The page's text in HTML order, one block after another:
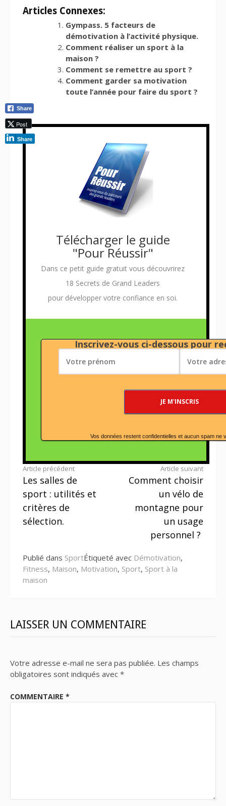
Articles Connexes:
Gympass. 5 facteurs de
démotivation à l’activité physique.
Comment réaliser un sport à la
maison ?
Comment se remettre au sport ?
Comment garder sa motivation
toute l’année pour faire du sport ?
Télécharger le guide
"Pour Réussir"
Dans ce petit guide gratuit vous découvrirez
18 Secrets de Grand Leaders
pour développer votre confiance en soi.
Inscrivez-vous ci-dessous pour
Vos données restent confidentielles et aucun spam ne
Lire
la
suite
Article précédent
Les salles de
sport : utilités et
critères de
sélection.
Article suivant
Comment choisir
un vélo de
montagne pour
un usage
personnel ?
Publié dans SportÉtiqueté avec Démotivation,
Fitness, Maison, Motivation, Sport, Sport à la
maison
LAISSER UN COMMENTAIRE
Votre adresse e-mail ne sera pas publiée. Les champs
obligatoires sont indiqués avec *
COMMENTAIRE *
Share
Post
Share